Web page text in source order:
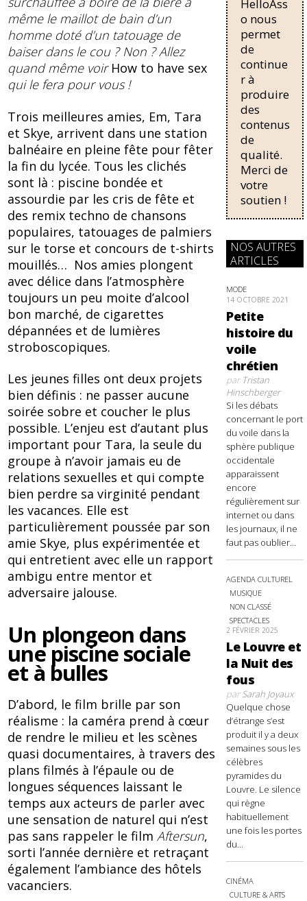
b
o
o
k
sk
y
même le maillot de bain d’un
homme doté d’un tatouage de
baiser dans le cou ? Non ? Allez
quand même voir How to have sex
qui le fera pour vous !
Trois meilleures amies, Em, Tara
et Skye, arrivent dans une station
balnéaire en pleine fête pour fêter
la fin du lycée. Tous les clichés
sont là : piscine bondée et
assourdie par les cris de fête et
des remix techno de chansons
populaires, tatouages de palmiers
sur le torse et concours de t-shirts
mouillés… Nos amies plongent
avec délice dans l’atmosphère
toujours un peu moite d’alcool
bon marché, de cigarettes
dépannées et de lumières
stroboscopiques.
Les jeunes filles ont deux projets
bien définis : ne passer aucune
soirée sobre et coucher le plus
possible. L’enjeu est d’autant plus
important pour Tara, la seule du
groupe à n’avoir jamais eu de
relations sexuelles et qui compte
bien perdre sa virginité pendant
les vacances. Elle est
particulièrement poussée par son
amie Skye, plus expérimentée et
qui entretient avec elle un rapport
ambigu entre mentor et
adversaire jalouse.
Un plongeon dans
une piscine sociale
et à bulles
D’abord, le film brille par son
réalisme : la caméra prend à cœur
de rendre le milieu et les scènes
quasi documentaires, à travers des
plans filmés à l’épaule ou de
longues séquences laissant le
temps aux acteurs de parler avec
une sensation de naturel qui n’est
pas sans rappeler le filmAftersun,
sorti l’année dernière et retraçant
également l’ambiance des hôtels
vacanciers.
pour une
régularisati
on,
passant de
trois...
HelloAss
o nous
permet
de
continue
r à
produire
des
contenus
de
qualité.
Merci de
votre
soutien !
NOS AUTRES
ARTICLES
MODE
14 OCTOBRE 2021
Petite
histoire du
voile
chrétien
parTristan
Hinschberger
Si les débats
concernant le port
du voile dans la
sphère publique
occidentale
apparaissent
encore
régulièrement sur
internet ou dans
les journaux, il ne
faut pas oublier...
AGENDA CULTUREL
MUSIQUE
NON CLASSÉ
SPECTACLES
2 FÉVRIER 2025
Le Louvre et
la Nuit des
fous
parSarah Joyaux
Quelque chose
d’étrange s’est
produit il y a deux
semaines sous les
célèbres
pyramides du
Louvre. Le silence
qui règne
habituellement
une fois les portes
du...
CINÉMA
CULTURE & ARTS